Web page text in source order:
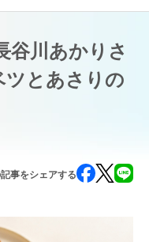
ト
内
索
谷川あかりさ
ツとあさりの
事をシェアする